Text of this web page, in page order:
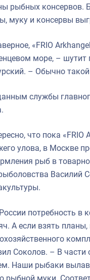
рыбных консервов.
муку и консервы
«FRIO
море, – шутит
– Обычно
службы
что пока
улова, в Москве
рыб в
Василий
потребность в
А если взять
Соколов. – В
Наши рыбаки